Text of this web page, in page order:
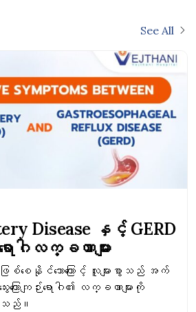
See All
Disease နှင့် GERD
ဂါလက္ခဏာများ
စေနိုင်သောကြောင့် လူများစွာသည် အက်
ောကျဉ်းရောဂါ၏ လက္ခဏာများကို
သည်။